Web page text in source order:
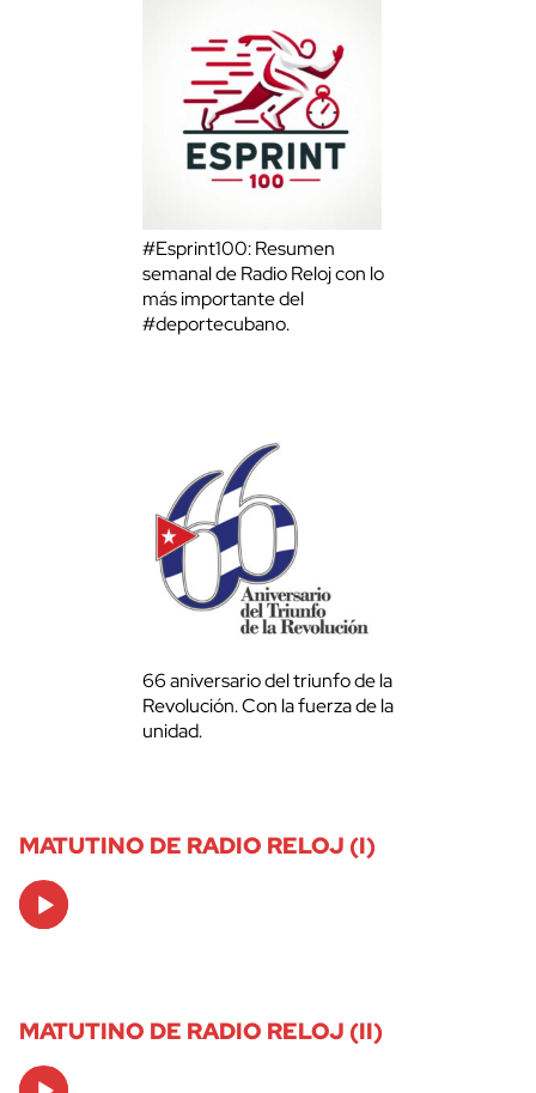
#Esprint100: Resumen
semanal de Radio Reloj con lo
más importante del
#deportecubano.
66 aniversario del triunfo de la
Revolución. Con la fuerza de la
unidad.
MATUTINO DE RADIO RELOJ (I)
Audio
Player
MATUTINO DE RADIO RELOJ (II)
Audio